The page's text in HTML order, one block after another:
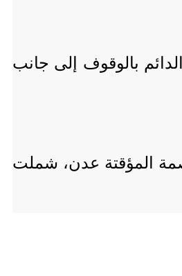
بالوقوف إلى جانب
العاصمة المؤقتة عدن، شملت